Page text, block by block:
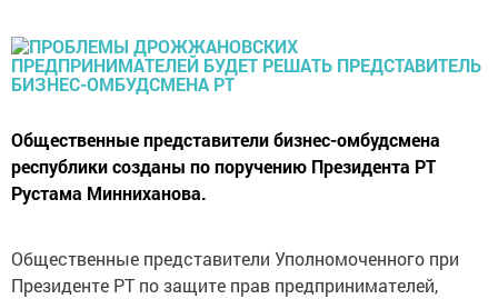
Общественные представители бизнес-омбудсмена
республики созданы по поручению Президента РТ
Рустама Минниханова.
Общественные представители Уполномоченного при
Президенте РТ по защите прав предпринимателей,